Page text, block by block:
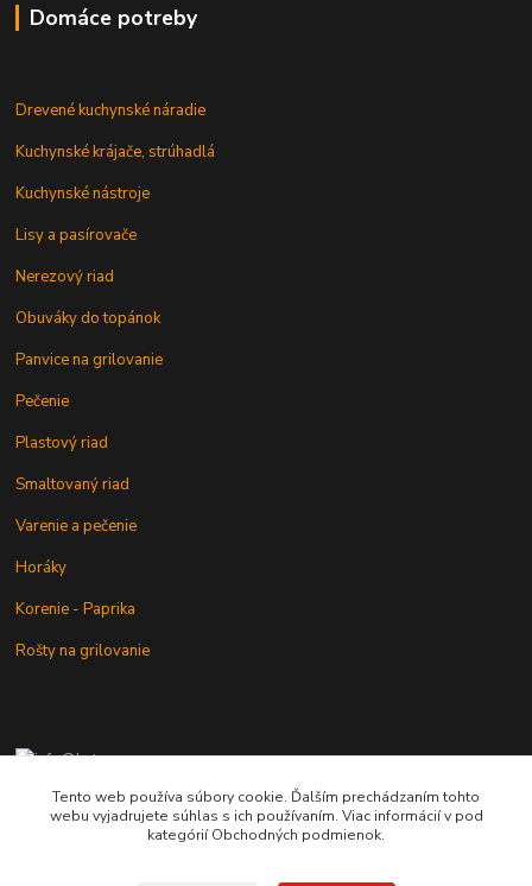
Domáce potreby
Drevené kuchynské náradie
Kuchynské krájače, strúhadlá
Kuchynské nástroje
Lisy a pasírovače
Nerezový riad
Obuváky do topánok
Panvice na grilovanie
Pečenie
Plastový riad
Smaltovaný riad
Varenie a pečenie
Horáky
Korenie - Paprika
Rošty na grilovanie
+421 902 212 007
od 8:00 - do 16:00 hod
Tento web používa súbory cookie. Ďalším prechádzaním tohto
webu vyjadrujete súhlas s ich používaním. Viac informácií v pod
kategórií Obchodných podmienok.